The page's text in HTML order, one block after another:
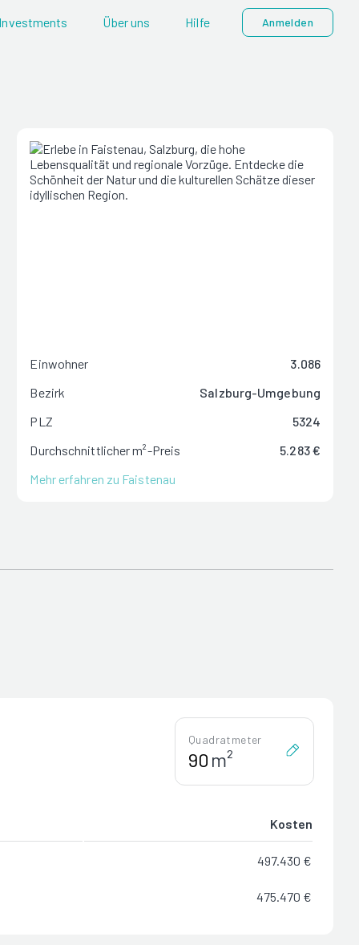
Investments Über uns Hilfe Anmelden
Einwohner
3.086
Bezirk
Salzburg-Umgebung
PLZ
5324
Durchschnittlicher m²-Preis
5.283 €
Mehr erfahren zu Faistenau
Quadratmeter
m²
Kosten
497.430 €
475.470 €